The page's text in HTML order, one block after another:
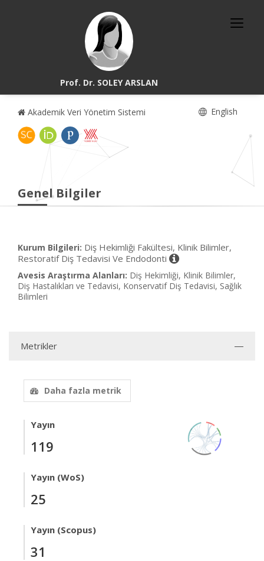
Prof. Dr. SOLEY ARSLAN
Akademik Veri Yönetim Sistemi English
Genel Bilgiler
Kurum Bilgileri: Diş Hekimliği Fakültesi, Klinik Bilimler,
Restoratif Diş Tedavisi Ve Endodonti
Avesis Araştırma Alanları: Diş Hekimliği, Klinik Bilimler,
Diş Hastalıkları ve Tedavisi, Konservatif Diş Tedavisi, Sağlık
Bilimleri
Metrikler
Daha fazla metrik
Yayın
119
Yayın (WoS)
25
Yayın (Scopus)
31